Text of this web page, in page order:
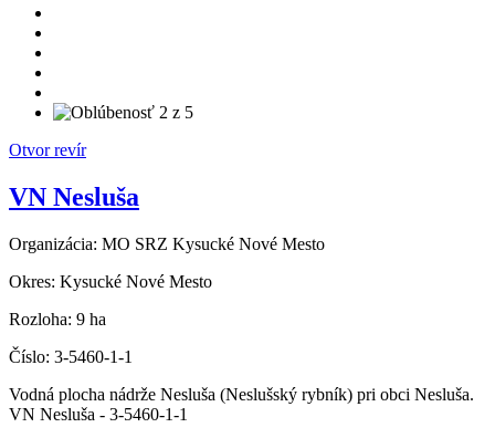
Otvor revír
VN Nesluša
Organizácia: MO SRZ Kysucké Nové Mesto
Okres: Kysucké Nové Mesto
Rozloha: 9 ha
Číslo: 3-5460-1-1
Vodná plocha nádrže Nesluša (Neslušský rybník) pri obci Nesluša.
VN Nesluša - 3-5460-1-1